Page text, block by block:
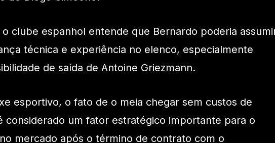
clube espanhol entende que Bernardo poderia
técnica e experiência no elenco, especialmente
de saída de Antoine Griezmann.
esportivo, o fato de o meia chegar sem custos de
considerado um fator estratégico importante para o
mercado após o término de contrato com o